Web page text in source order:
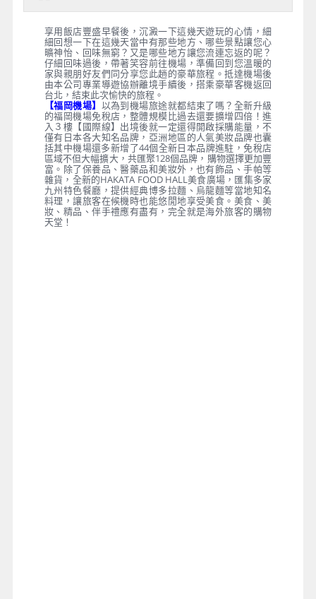
享用飯店豐盛早餐後，沉澱一下這幾天遊玩的心情，細
細回想一下在這幾天當中有那些地方、哪些景點讓您心
曠神怡、回味無窮？又是哪些地方讓您流連忘返的呢？
仔細回味過後，帶著笑容前往機場，準備回到您溫暖的
家與親朋好友們同分享您此趟的豪華旅程。抵達機場後
由本公司專業導遊協辦離境手續後，搭乘豪華客機返回
台北，結束此次愉快的旅程。
【福岡機場】 以為到機場旅途就都結束了嗎？全新升級
的福岡機場免稅店，整體規模比過去還要擴增四倍！進
入３樓【國際線】出境後就一定還得開啟採購能量，不
僅有日本各大知名品牌，亞洲地區的人氣美妝品牌也囊
括其中機場還多新增了44個全新日本品牌進駐，免稅店
區域不但大幅擴大，共匯聚128個品牌，購物選擇更加豐
富。除了保養品、醫藥品和美妝外，也有飾品、手帕等
雜貨，全新的HAKATA FOOD HALL美食廣場，匯集多家
九州特色餐廳，提供經典博多拉麵、烏龍麵等當地知名
料理，讓旅客在候機時也能悠閒地享受美食。美食、美
妝、精品、伴手禮應有盡有，完全就是海外旅客的購物
天堂！